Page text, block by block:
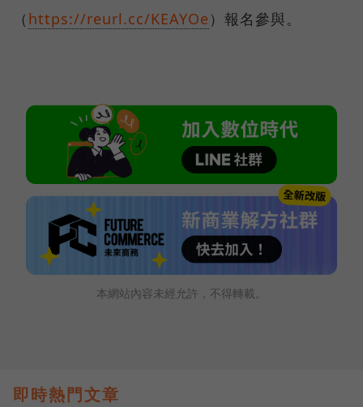
（ https://reurl.cc/KEAYOe ）報名參與。
本網站內容未經允許，不得轉載。
即時熱門文章